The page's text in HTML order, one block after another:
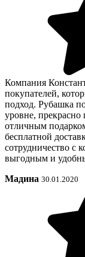
Компания
покупателей,
подход. Рубашка
уровне, прекрасно
отличным
бесплатной
сотрудничество с
выгодным и
Мадина 30.01.2020